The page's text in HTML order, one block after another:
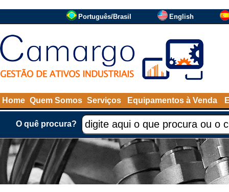
Português/Brasil English
Home Quem Somos Serviços Equipamentos à Venda
O quê procura?